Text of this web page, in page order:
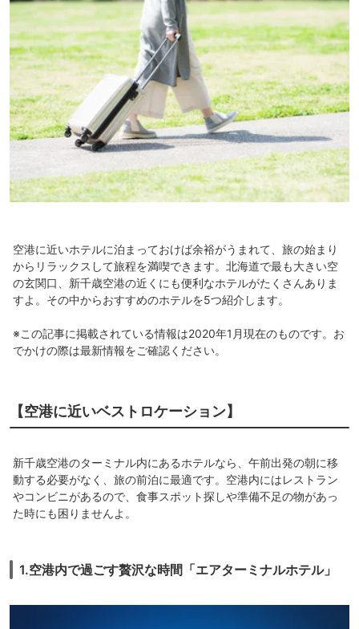
空港に近いホテルに泊まっておけば余裕がうまれて、旅の始まり
からリラックスして旅程を満喫できます。北海道で最も大きい空
の玄関口、新千歳空港の近くにも便利なホテルがたくさんありま
すよ。その中からおすすめのホテルを5つ紹介します。
※この記事に掲載されている情報は2020年1月現在のものです。お
でかけの際は最新情報をご確認ください。
【空港に近いベストロケーション】
新千歳空港のターミナル内にあるホテルなら、午前出発の朝に移
動する必要がなく、旅の前泊に最適です。空港内にはレストラン
やコンビニがあるので、食事スポット探しや準備不足の物があっ
た時にも困りませんよ。
1.空港内で過ごす贅沢な時間「エアターミナルホテル」